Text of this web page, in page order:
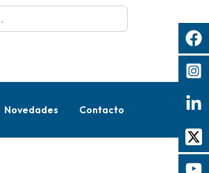
Novedades Contacto